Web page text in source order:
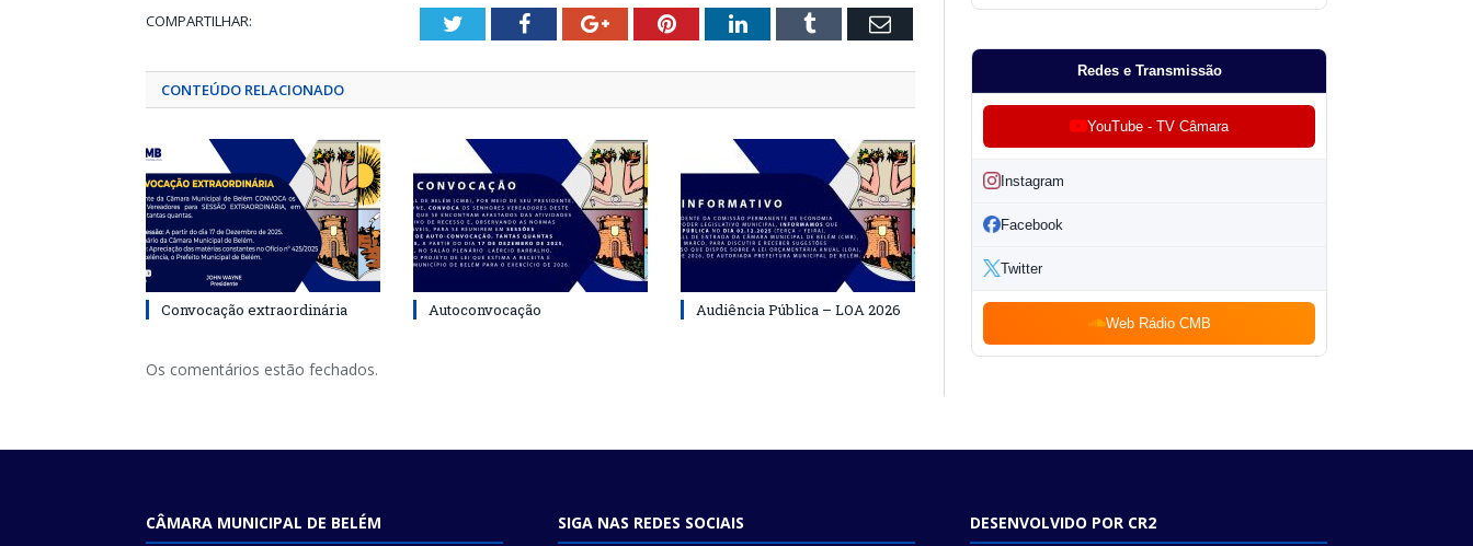
COMPARTILHAR: TwitterFacebookGoogle+PinterestLinkedInTumblr Email
CONTEÚDO RELACIONADO
Convocação extraordinária Autoconvocação Audiência Pública – LOA 2026
Os comentários estão fechados.
Redes e Transmissão
YouTube - TV Câmara
Instagram
Facebook
Twitter
Web Rádio CMB
CÂMARA MUNICIPAL DE BELÉM SIGA NAS REDES SOCIAIS DESENVOLVIDO POR CR2